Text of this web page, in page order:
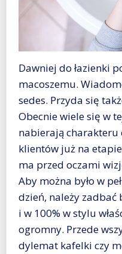
Dawniej do łazienki
macoszemu.
sedes. Przyda się
Obecnie wiele się w
nabierają charakteru
klientów już na
ma przed oczami
Aby można było w
dzień, należy zadbać
i w 100% w stylu
ogromny. Przede
dylemat kafelki czy